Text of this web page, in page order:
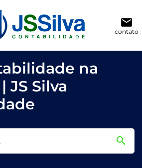
email
contato
na
JS Silva
search
NAVEGAÇÃO
Voltar ao site
FALE CONOSCO
Antônio Raposo, 186, conjunto 123
sua Mensagem